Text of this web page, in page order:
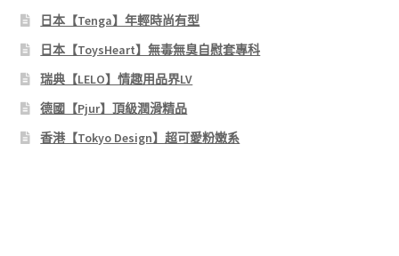
日本【Tenga】年輕時尚有型
日本【ToysHeart】無毒無臭自慰套專科
瑞典【LELO】情趣用品界LV
德國【Pjur】頂級潤滑精品
香港【Tokyo Design】超可愛粉嫩系